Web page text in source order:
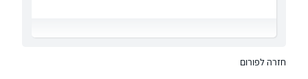
חזרה לפורום